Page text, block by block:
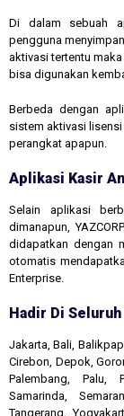
Di dalam sebuah
pengguna
aktivasi tertentu
bisa digunakan
Berbeda dengan
sistem aktivasi
perangkat apapun.
Aplikasi Kasir
Selain aplikasi
dimanapun,
didapatkan dengan
otomatis
Enterprise.
Hadir Di
Jakarta, Bali,
Cirebon, Depok,
Palembang, Palu,
Samarinda,
Tangerang,